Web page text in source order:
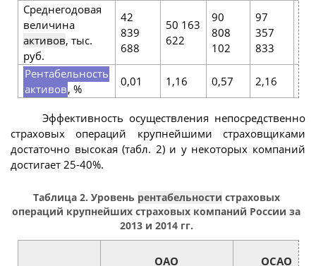
Среднегодовая
величина
активов, тыс.
руб.
42
839
688
50 163
622
90
808
102
97
357
833
Рентабельность
активов, %
0,01 1,16 0,57 2,16
Эффективность осуществления непосредственно
страховых операций крупнейшими страховщиками
достаточно высокая (табл. 2) и у некоторых компаний
достигает 25-40%.
Таблица 2. Уровень рентабельности страховых
операций крупнейших страховых компаний России за
2013 и 2014 гг.
ОАО
ОСАО